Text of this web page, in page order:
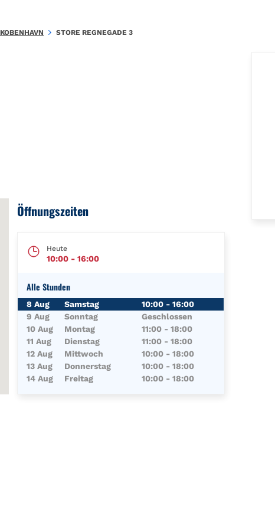
Öffnungszeiten
Heute
10:00 -16:00
Alle Stunden
Wochentag Öffnungszeiten
8 Aug Samstag 10:00 -16:00
9 Aug
Sonntag
Geschlossen
10 Aug
Montag 11:00 -18:00
11 Aug
Dienstag 11:00 -18:00
12 Aug
Mittwoch 10:00 -18:00
13 Aug
Donnerstag 10:00 -18:00
14 Aug
Freitag 10:00 -18:00
KOBENHAVN STORE REGNEGADE 3